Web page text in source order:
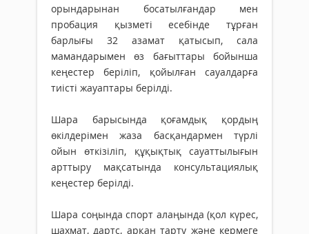
орындарынан босатылғандар мен
пробация қызметі есебінде тұрған
барлығы 32 азамат қатысып, сала
мамандарымен өз бағыттары бойынша
кеңестер беріліп, қойылған сауалдарға
тиісті жауаптары берілді.
Шара барысында қоғамдық қордың
өкілдерімен жаза басқандармен түрлі
ойын өткізіліп, құқықтық сауаттылығын
арттыру мақсатында консультациялық
кеңестер берілді.
Шара соңында спорт алаңында (қол күрес,
шахмат, дартс, арқан тарту және кермеге